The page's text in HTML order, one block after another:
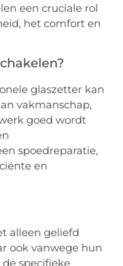
een cruciale rol
het comfort en
glaszetter kan
vakmanschap,
goed wordt
spoedreparatie,
en
alleen geliefd
ook vanwege hun
specifieke